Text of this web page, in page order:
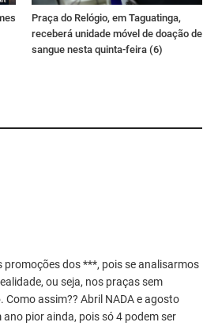
Praça do Relógio, em Taguatinga,
receberá unidade móvel de doação de
sangue nesta quinta-feira (6)
promoções dos ***, pois se analisarmos
ou seja, nos praças sem
Como assim?? Abril NADA e agosto
pior ainda, pois só 4 podem ser